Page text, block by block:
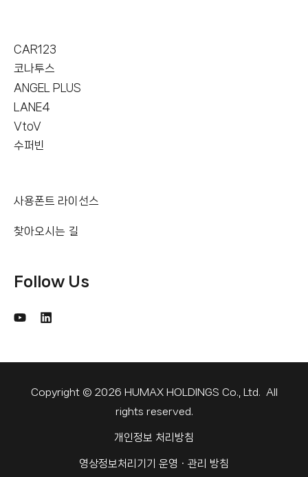
CAR123
코나투스
ANGEL PLUS
LANE4
VtoV
수퍼빈
사용폰트 라이선스
찾아오시는 길
Follow Us
Copyright © 2026 HUMAX HOLDINGS Co., Ltd. All
rights reserved.
개인정보 처리방침
영상정보처리기기 운영ㆍ관리 방침